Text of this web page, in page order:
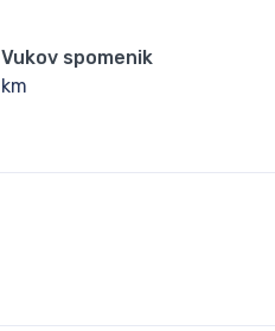
Vukov spomenik
km